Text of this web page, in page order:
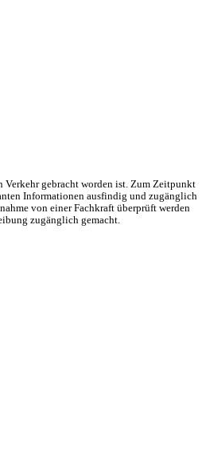
Verkehr gebracht worden ist. Zum Zeitpunkt
Informationen ausfindig und zugänglich
von einer Fachkraft überprüft werden
zugänglich gemacht.